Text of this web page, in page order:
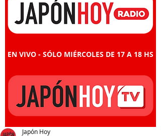
EN VIVO - SÓLO MIÉRCOLES DE 17 A 18 HS
Japón Hoy